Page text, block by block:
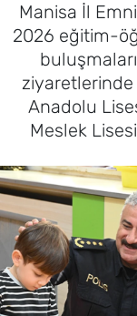
Manisa İl
2026 eğitim-
ziyaretlerinde
Anadolu
Meslek
EĞİTİM
SAĞLIK
YAŞAM
MAGAZİN
Tüm
Son
Haber